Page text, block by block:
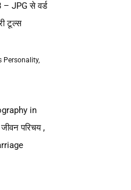
JPG से वर्ड
टूल्स
Personality,
in
परिचय ,